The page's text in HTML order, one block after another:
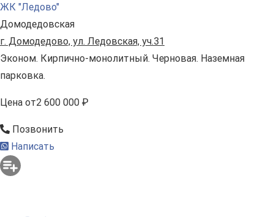
ЖК "Ледово"
Домодедовская
г. Домодедово, ул. Ледовская, уч.31
Эконом. Кирпично-монолитный. Черновая. Наземная
парковка.
Цена от2 600 000 ₽
Позвонить
Написать